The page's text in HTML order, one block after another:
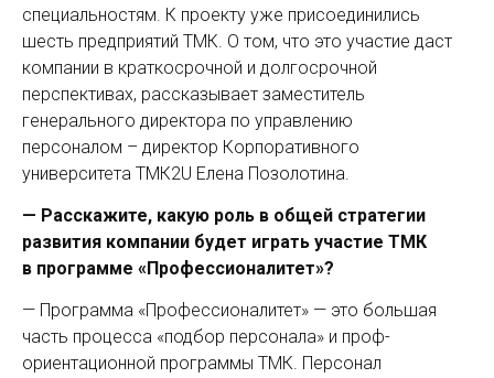
специальностям. К проекту уже присоединились
шесть предприятий ТМК. О том, что это участие даст
компании в краткосрочной и долгосрочной
перспективах, рассказывает заместитель
генерального директора по управлению
персоналом – директор Корпоративного
университета ТМК2U Елена Позолотина.
— Расскажите, какую роль в общей стратегии
развития компании будет играть участие ТМК
в программе «Профессионалитет»?
— Программа «Профессионалитет» — это большая
часть процесса «подбор персонала» и проф­
ориентационной программы ТМК. Персонал